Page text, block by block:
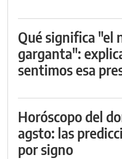
Qué significa "el
garganta":
sentimos esa
Horóscopo del
agsto: las
por signo